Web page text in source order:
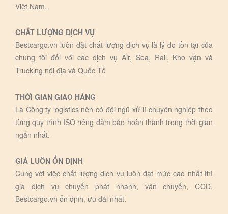
Việt Nam.
CHẤT LƯỢNG DỊCH VỤ
Bestcargo.vn luôn đặt chất lượng dịch vụ là lý do tồn tại của
chúng tôi đối với các dịch vụ Air, Sea, Rail, Kho vận và
Trucking nội địa và Quốc Tế
THỜI GIAN GIAO HÀNG
Là Công ty logistics nên có đội ngũ xử lí chuyên nghiệp theo
từng quy trình ISO riêng đảm bảo hoàn thành trong thời gian
ngắn nhất.
GIÁ LUÔN ỔN ĐỊNH
Cùng với việc chất lượng dịch vụ luôn đạt mức cao nhất thì
giá dịch vụ chuyển phát nhanh, vận chuyển, COD,
Bestcargo.vn ổn định, ưu đãi nhất.